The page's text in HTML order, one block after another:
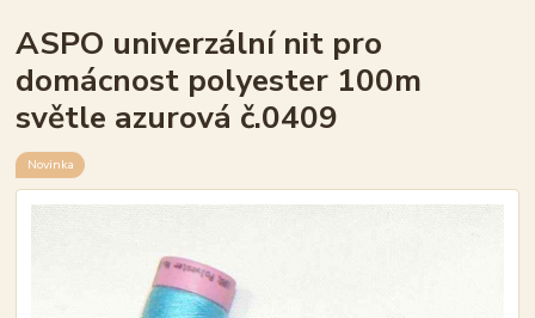
ASPO univerzální nit pro
domácnost polyester 100m
světle azurová č.0409
Novinka